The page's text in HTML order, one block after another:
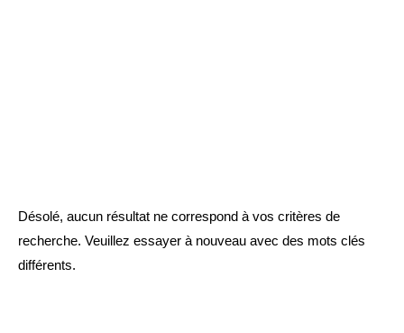
Désolé, aucun résultat ne correspond à vos critères de
recherche. Veuillez essayer à nouveau avec des mots clés
différents.